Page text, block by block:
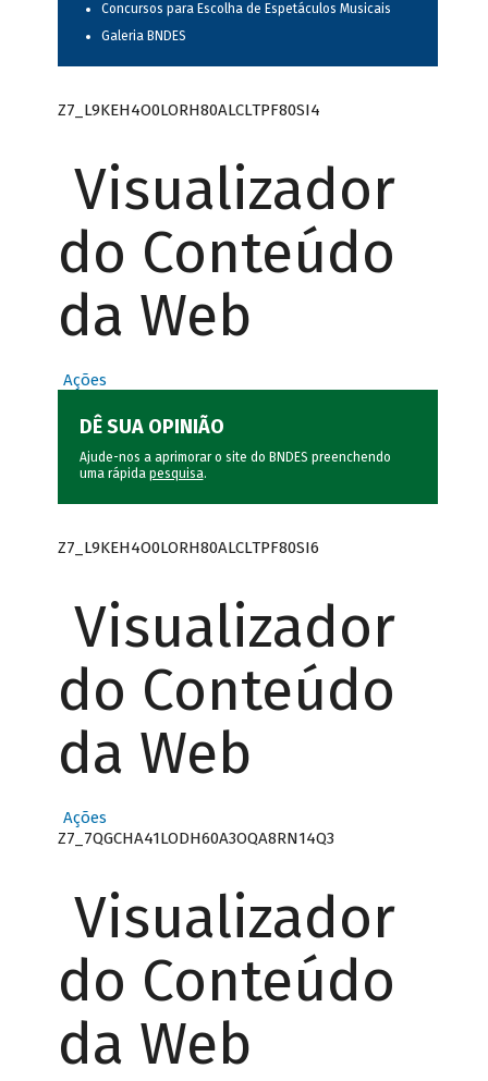
Concursos para Escolha de Espetáculos Musicais
Galeria BNDES
Z7_L9KEH4O0LORH80ALCLTPF80SI4
Visualizador
do Conteúdo
da Web
Ações
DÊ SUA OPINIÃO
Ajude-nos a aprimorar o site do BNDES preenchendo
uma rápida pesquisa.
Z7_L9KEH4O0LORH80ALCLTPF80SI6
Visualizador
do Conteúdo
da Web
Ações
Z7_7QGCHA41LODH60A3OQA8RN14Q3
Visualizador
do Conteúdo
da Web